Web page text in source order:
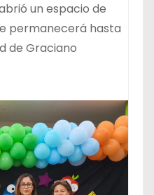
un espacio de
permanecerá hasta
de Graciano